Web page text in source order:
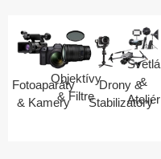
Fotoaparáty
& Kamery
Objektívy
& Filtre
Drony &
Stabilizátory
Svetlá
&
Ateliér